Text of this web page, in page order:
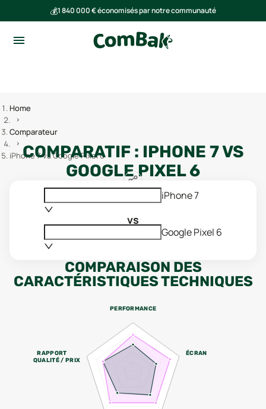
💰1 840 000 € économisés par notre communauté
Home
Comparateur
iPhone 7 vs Google Pixel 6
COMPARATIF : IPHONE 7VS
GOOGLE PIXEL 6
iPhone 7
vs
Google Pixel 6
COMPARAISON DES
CARACTÉRISTIQUES TECHNIQUES
PERFORMANCE
ÉCRAN
RAPPORT
QUALITÉ / PRIX